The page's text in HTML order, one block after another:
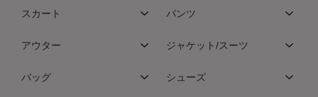
スカート パンツ
アウター ジャケット/スーツ
バッグ シューズ